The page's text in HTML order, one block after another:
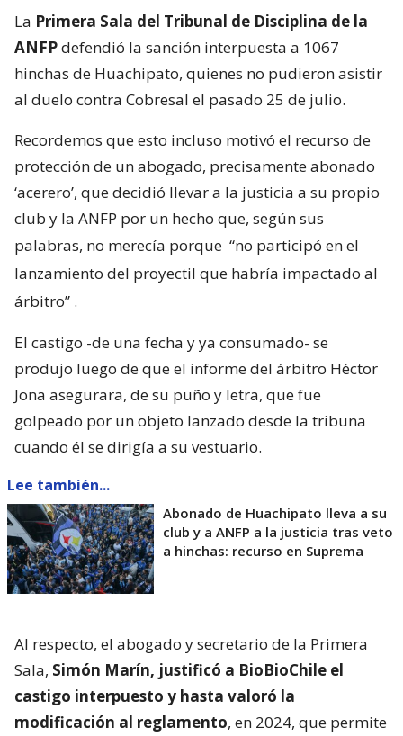
La Primera Sala del Tribunal de Disciplina de la
ANFPdefendió la sanción interpuesta a 1067
hinchas de Huachipato, quienes no pudieron asistir
al duelo contra Cobresal el pasado 25 de julio.
Recordemos que esto incluso motivó el recurso de
protección de un abogado, precisamente abonado
‘acerero’, que decidió llevar a la justicia a su propio
club y la ANFP por un hecho que, según sus
palabras, no merecía porque “no participó en el
lanzamiento del proyectil que habría impactado al
árbitro” .
El castigo -de una fecha y ya consumado- se
produjo luego de que el informe del árbitro Héctor
Jona asegurara, de su puño y letra, que fue
golpeado por un objeto lanzado desde la tribuna
cuando él se dirigía a su vestuario.
Lee también...
Abonado de Huachipato lleva a su
club y a ANFP a la justicia tras veto
a hinchas: recurso en Suprema
Al respecto, el abogado y secretario de la Primera
Sala, Simón Marín, justificó a BioBioChile el
castigo interpuesto y hasta valoró la
modificación al reglamento, en 2024, que permite